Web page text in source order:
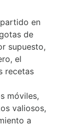
en
de
supuesto,
el
recetas
móviles,
valiosos,
a